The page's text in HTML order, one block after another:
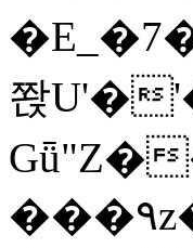
쫝U'�
���٩z���< VT%� �}z�XEu�<ं�Q!